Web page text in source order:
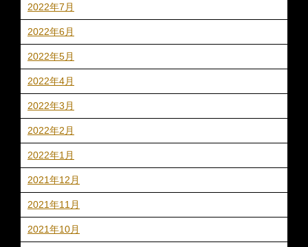
2022年7月
2022年6月
2022年5月
2022年4月
2022年3月
2022年2月
2022年1月
2021年12月
2021年11月
2021年10月